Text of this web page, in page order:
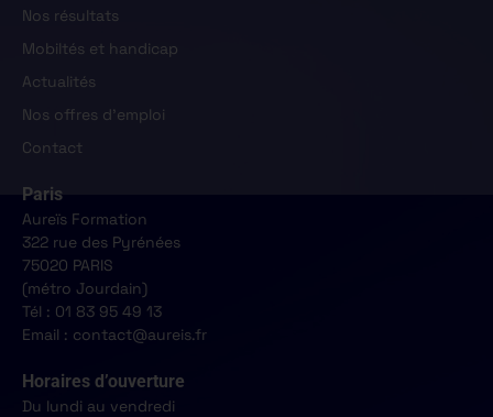
Nos résultats
Mobiltés et handicap
Actualités
Nos offres d'emploi
Contact
Paris
Aureïs Formation
322 rue des Pyrénées
75020 PARIS
(métro Jourdain)
Tél : 01 83 95 49 13
Email : contact@aureis.fr
Horaires d’ouverture
Du lundi au vendredi